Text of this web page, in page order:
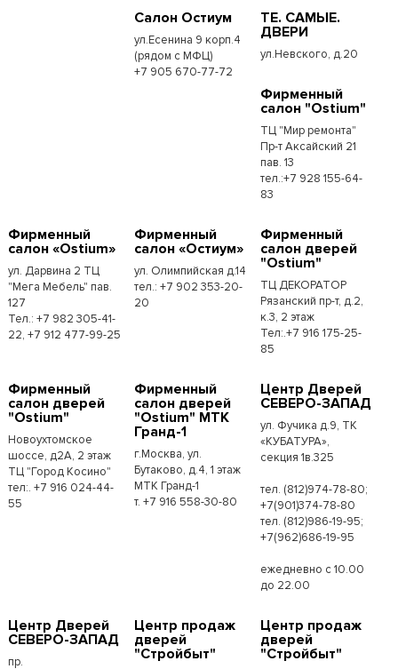
Салон Остиум
ул.Есенина 9 корп.4
(рядом с МФЦ)
+7 905 670-77-72
ТЕ. САМЫЕ.
ДВЕРИ
ул.Невского, д.20
Фирменный
салон "Ostium"
ТЦ "Мир ремонта"
Пр-т Аксайский 21
пав. 13
тел.:+7 928 155-64-
83
Фирменный
салон «Ostium»
ул. Дарвина 2 ТЦ
"Мега Мебель" пав.
127
Тел.: +7 982 305-41-
22, +7 912 477-99-25
Фирменный
салон «Остиум»
ул. Олимпийская д.14
тел.: +7 902 353-20-
20
Фирменный
салон дверей
"Ostium"
ТЦ ДЕКОРАТОР
Рязанский пр-т, д.2,
к.3, 2 этаж
Тел:.+7 916 175-25-
85
Фирменный
салон дверей
"Ostium"
Новоухтомское
шоссе, д2А, 2 этаж
ТЦ "Город Косино"
тел:. +7 916 024-44-
55
Фирменный
салон дверей
"Ostium" МТК
Гранд-1
г.Москва, ул.
Бутаково, д.4, 1 этаж
МТК Гранд-1
т. +7 916 558-30-80
Центр Дверей
СЕВЕРО-ЗАПАД
ул. Фучика д.9, ТК
«КУБАТУРА»,
секция 1в.325
тел. (812)974-78-80;
+7(901)374-78-80
тел. (812)986-19-95;
+7(962)686-19-95
ежедневно с 10.00
до 22.00
Центр Дверей
СЕВЕРО-ЗАПАД
пр.
Центр продаж
дверей
"Стройбыт"
Центр продаж
дверей
"Стройбыт"